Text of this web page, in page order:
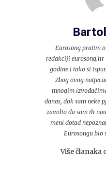
Eurosong pratim
redakciji
godine i tako si
Zbog ovog
mnogim
danas, dok sam neke
zavolio da sam ih
meni dotad
Eurosongu bio
Više članaka